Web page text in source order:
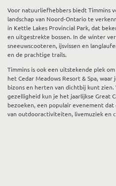
Voor natuurliefhebbers biedt Timmins
landschap van Noord-Ontario te
in Kettle Lakes Provincial Park, dat
en uitgestrekte bossen. In de winter
sneeuwscooteren, ijsvissen en
en de prachtige trails.
Timmins is ook een uitstekende plek
het Cedar Meadows Resort & Spa,
bizons en herten van dichtbij kunt
gezelligheid kun je het jaarlijkse Great
bezoeken, een populair evenement
van outdooractiviteiten, livemuziek en